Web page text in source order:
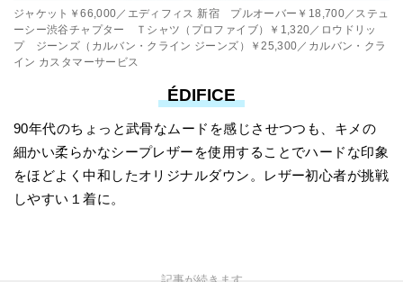
ジャケット￥66,000／エディフィス 新宿 プルオーバー￥18,700／ステュ
ーシー渋谷チャプター Ｔシャツ（プロファイブ）￥1,320／ロウドリッ
プ ジーンズ（カルバン・クライン ジーンズ）￥25,300／カルバン・クラ
イン カスタマーサービス
ÉDIFICE
90年代のちょっと武骨なムードを感じさせつつも、キメの
細かい柔らかなシープレザーを使用することでハードな印象
をほどよく中和したオリジナルダウン。レザー初心者が挑戦
しやすい１着に。